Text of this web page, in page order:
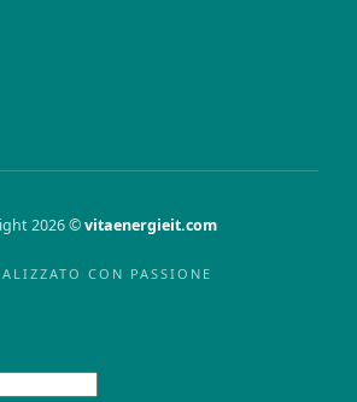
2026 ©vitaenergieit.com
CON PASSIONE